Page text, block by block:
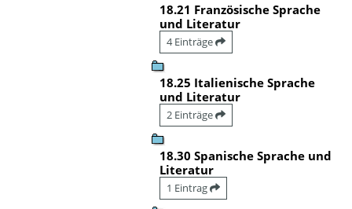
18.21 Französische Sprache
und Literatur
4 Einträge
18.25 Italienische Sprache
und Literatur
2 Einträge
18.30 Spanische Sprache und
Literatur
1 Eintrag